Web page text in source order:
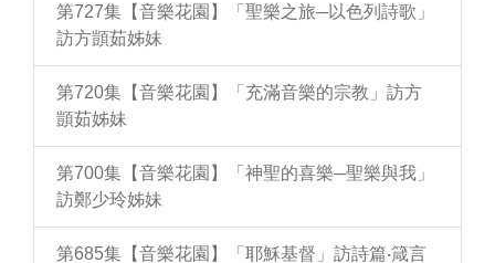
第727集【音樂花園】「聖樂之旅─以色列詩歌」
訪方顗茹姊妹
第720集【音樂花園】「充滿音樂的宗教」訪方
顗茹姊妹
第700集【音樂花園】「神聖的喜樂─聖樂與我」
訪鄭少玲姊妹
第685集【音樂花園】「耶穌基督」訪詩篇‧箴言